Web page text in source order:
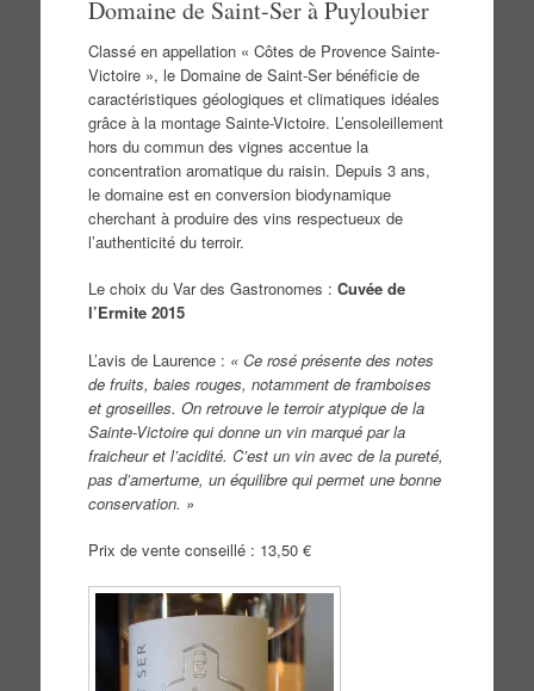
Domaine de Saint-Ser à Puyloubier
Classé en appellation « Côtes de Provence Sainte-
Victoire », le Domaine de Saint-Ser bénéficie de
caractéristiques géologiques et climatiques idéales
grâce à la montage Sainte-Victoire. L’ensoleillement
hors du commun des vignes accentue la
concentration aromatique du raisin. Depuis 3 ans,
le domaine est en conversion biodynamique
cherchant à produire des vins respectueux de
l’authenticité du terroir.
Le choix du Var des Gastronomes : Cuvée de
l’Ermite 2015
L’avis de Laurence : « Ce rosé présente des notes
de fruits, baies rouges, notamment de framboises
et groseilles. On retrouve le terroir atypique de la
Sainte-Victoire qui donne un vin marqué par la
fraicheur et l’acidité. C’est un vin avec de la pureté,
pas d’amertume, un équilibre qui permet une bonne
conservation. »
Prix de vente conseillé : 13,50 €